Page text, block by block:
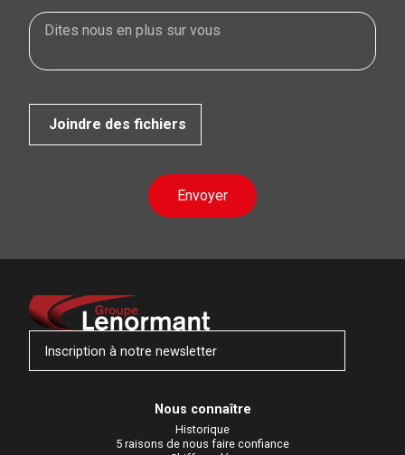
Joindre des fichiers
Envoyer
Inscription à notre newsletter
Nous connaître
Historique
5 raisons de nous faire confiance